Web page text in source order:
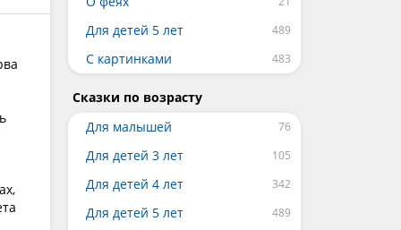
Для детей 5 лет
С картинками
Сказки по возрасту
Для малышей
Для детей 3 лет
Для детей 4 лет
Для детей 5 лет